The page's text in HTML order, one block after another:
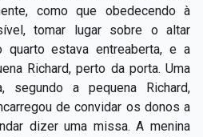
como que obedecendo à
tomar lugar sobre o altar
quarto estava entreaberta, e a
Richard, perto da porta. Uma
segundo a pequena Richard,
de convidar os donos a
dizer uma missa. A menina